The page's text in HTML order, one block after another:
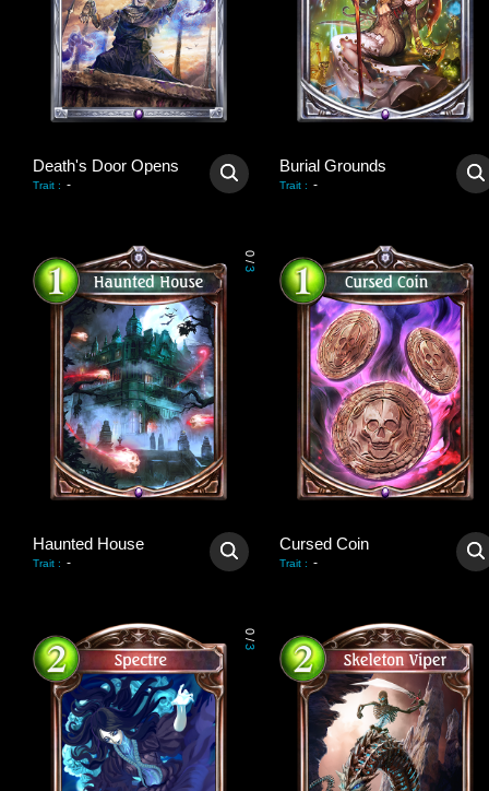
Death's Door Opens
Trait : -
Burial Grounds
Trait : -
0
/
3
Haunted House
Trait : -
Cursed Coin
Trait : -
0
/
3